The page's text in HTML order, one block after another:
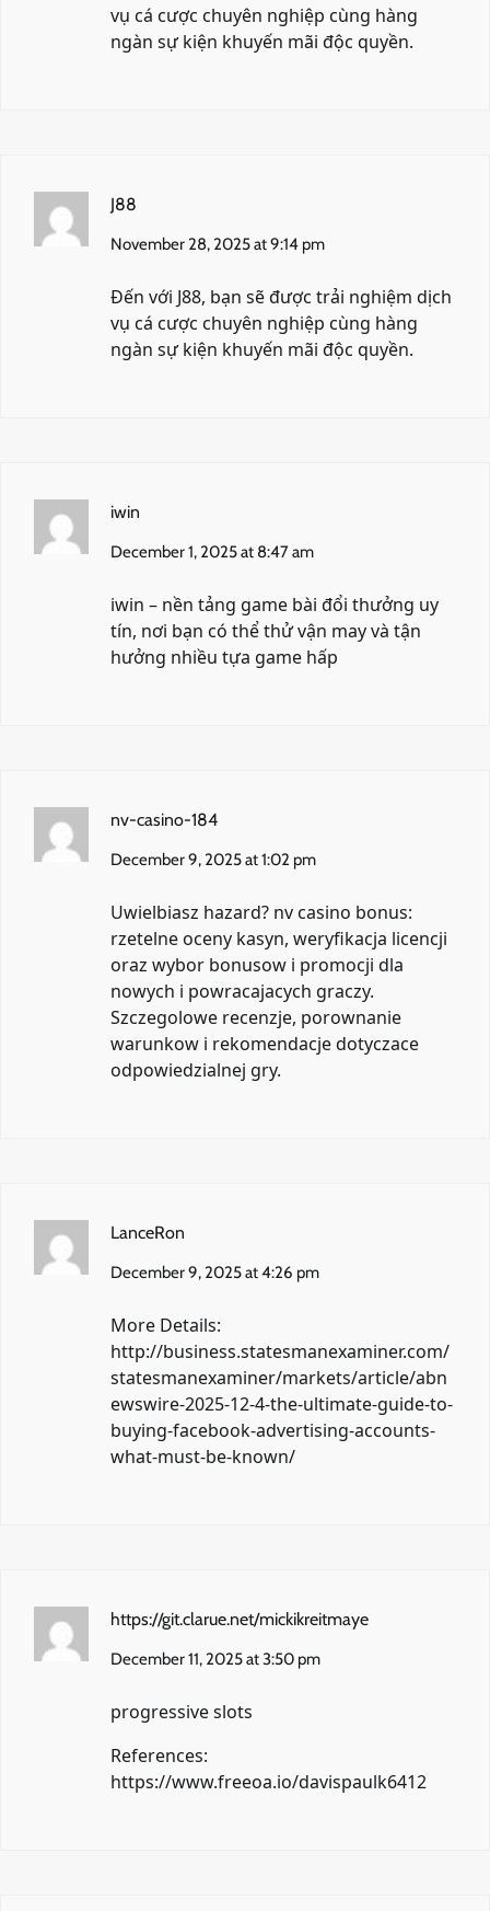
vụ cá cược chuyên nghiệp cùng hàng
ngàn sự kiện khuyến mãi độc quyền.
J88
November 28, 2025 at 9:14 pm
Đến với J88, bạn sẽ được trải nghiệm dịch
vụ cá cược chuyên nghiệp cùng hàng
ngàn sự kiện khuyến mãi độc quyền.
iwin
December 1, 2025 at 8:47 am
iwin – nền tảng game bài đổi thưởng uy
tín, nơi bạn có thể thử vận may và tận
hưởng nhiều tựa game hấp
nv-casino-184
December 9, 2025 at 1:02 pm
Uwielbiasz hazard? nv casino bonus:
rzetelne oceny kasyn, weryfikacja licencji
oraz wybor bonusow i promocji dla
nowych i powracajacych graczy.
Szczegolowe recenzje, porownanie
warunkow i rekomendacje dotyczace
odpowiedzialnej gry.
LanceRon
December 9, 2025 at 4:26 pm
More Details:
http://business.statesmanexaminer.com/
statesmanexaminer/markets/article/abn
ewswire-2025-12-4-the-ultimate-guide-to-
buying-facebook-advertising-accounts-
what-must-be-known/
https://git.clarue.net/mickikreitmaye
December 11, 2025 at 3:50 pm
progressive slots
References:
https://www.freeoa.io/davispaulk6412